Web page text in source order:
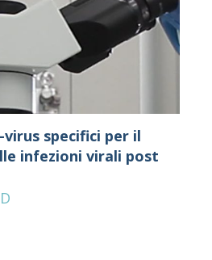
specifici per il
infezioni virali post